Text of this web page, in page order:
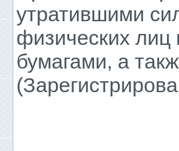
утратившими
физических
бумагами, а